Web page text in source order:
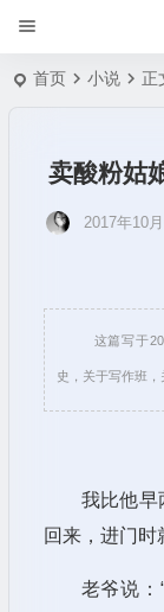
首页 小说 正
卖酸粉姑
2017年10
这篇写于
史，关于写作班，
我比他早
回来，进门时
老爷说：